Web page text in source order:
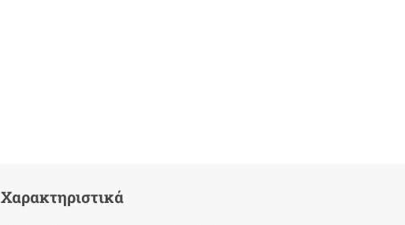
Χαρακτηριστικά